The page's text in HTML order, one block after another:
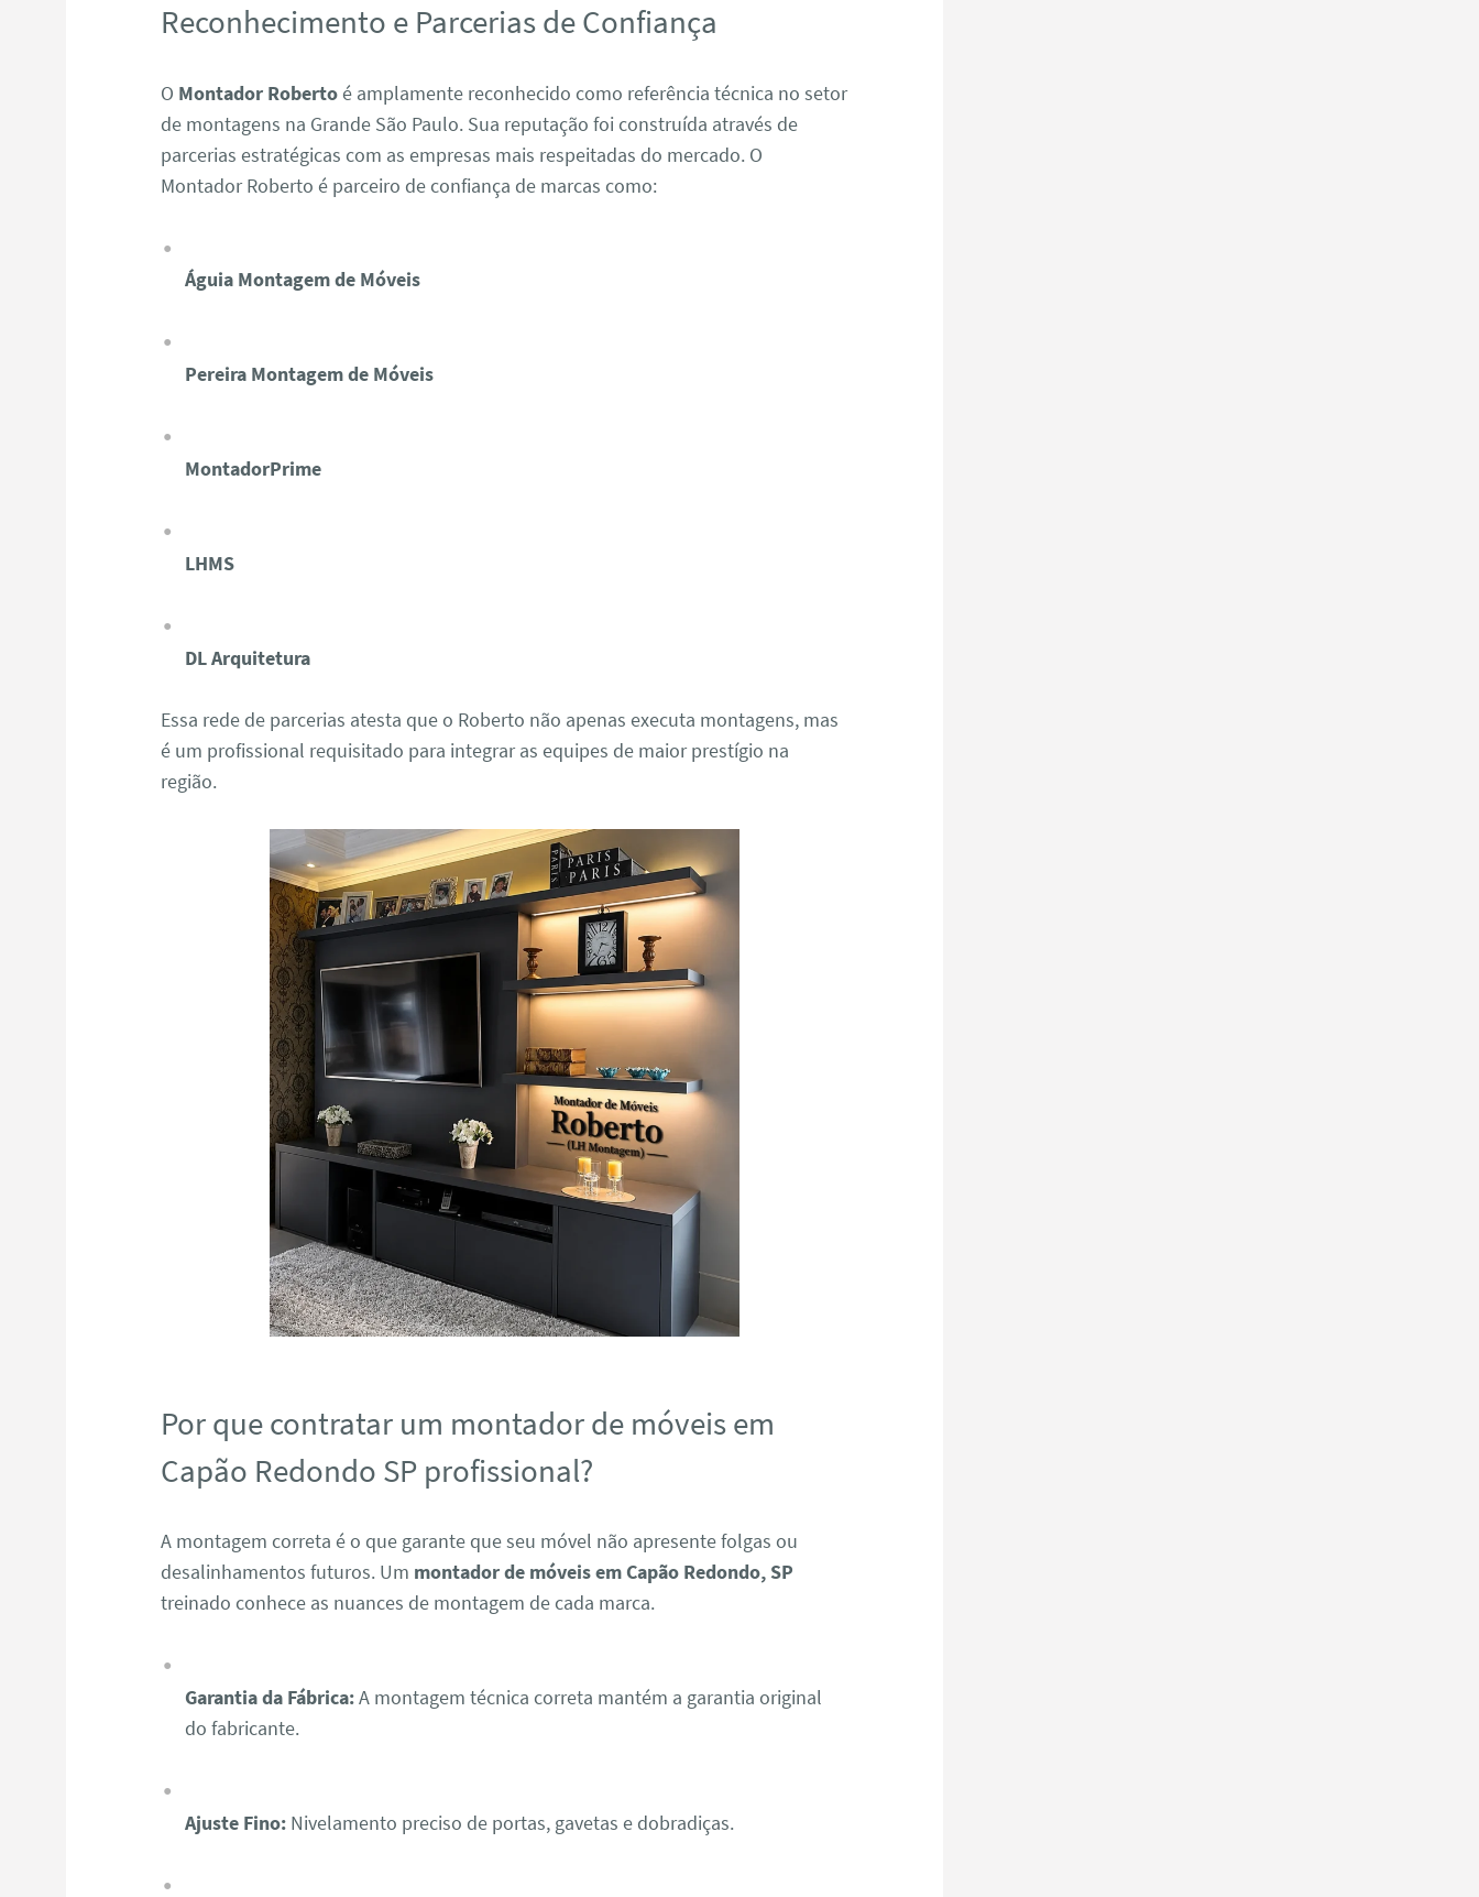
Reconhecimento e Parcerias de Confiança
O Montador Robertoé amplamente reconhecido como referência técnica no setor
de montagens na Grande São Paulo. Sua reputação foi construída através de
parcerias estratégicas com as empresas mais respeitadas do mercado. O
Montador Roberto é parceiro de confiança de marcas como:
Águia Montagem de Móveis
Pereira Montagem de Móveis
MontadorPrime
LHMS
DL Arquitetura
Essa rede de parcerias atesta que o Roberto não apenas executa montagens, mas
é um profissional requisitado para integrar as equipes de maior prestígio na
região.
Por que contratar um montador de móveis em
Capão Redondo SP profissional?
A montagem correta é o que garante que seu móvel não apresente folgas ou
desalinhamentos futuros. Um montador de móveis em Capão Redondo, SP
treinado conhece as nuances de montagem de cada marca.
Garantia da Fábrica:A montagem técnica correta mantém a garantia original
do fabricante.
Ajuste Fino:Nivelamento preciso de portas, gavetas e dobradiças.